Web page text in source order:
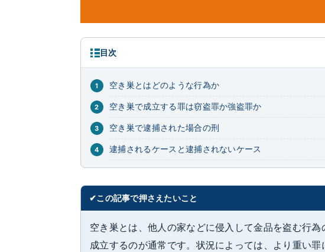
目次
空き巣とはどのような行為か
空き巣で成立する罪は窃盗罪か強盗罪か
空き巣で逮捕された場合の刑
逮捕されるケースと逮捕されないケース
この記事で押さえたいこと
空き巣とは、他人の家などに侵入して金品を盗む行
成立するのが通常です。状況によっては、より重い